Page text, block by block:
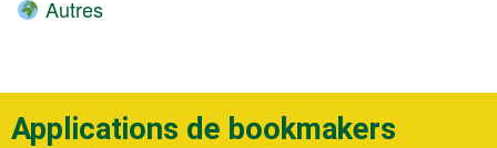
Autres
Applications de bookmakers